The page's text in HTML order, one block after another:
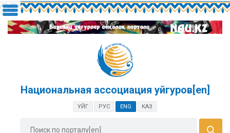
Национальная ассоциация уйгуров[en]
УЙГ РУС ENG КАЗ